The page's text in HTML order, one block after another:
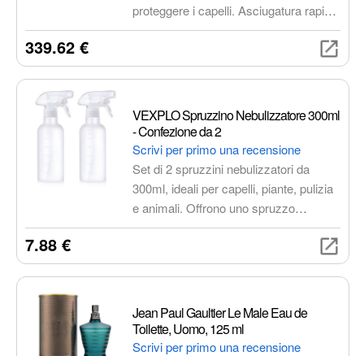
proteggere i capelli. Asciugatura rapida
e styling preciso grazie agli accessori
magnetici inclusi, ideale per capelli ricci
e molto ricci.
339.62 €
VEXPLO Spruzzino Nebulizzatore 300ml
- Confezione da 2
Scrivi per primo una recensione
Set di 2 spruzzini nebulizzatori da
300ml, ideali per capelli, piante, pulizia
e animali. Offrono uno spruzzo
regolabile da fine a getto potente, adatti
sicura e senza BPA.
7.88 €
Jean Paul Gaultier Le Male Eau de
Toilette, Uomo, 125 ml
Scrivi per primo una recensione